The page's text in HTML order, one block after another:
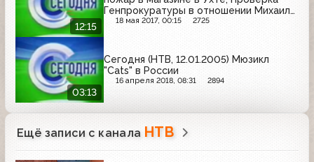
12:15
Генпрокуратуры в отношении Михаила
Касьянова, Итоги выборов президента
18 мая 2017, 00:15 2725
03:13
Сегодня (НТВ, 12.01.2005) Мюзикл
"Cats" в России
16 апреля 2018, 08:31 2894
Ещё записи с канала НТВ